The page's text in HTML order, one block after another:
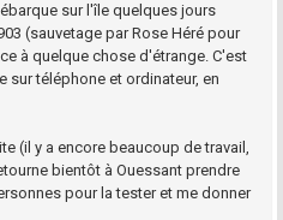
sur l'île quelques jours
(sauvetage par Rose Héré pour
à quelque chose d'étrange. C'est
sur téléphone et ordinateur, en
(il y a encore beaucoup de travail,
bientôt à Ouessant prendre
pour la tester et me donner